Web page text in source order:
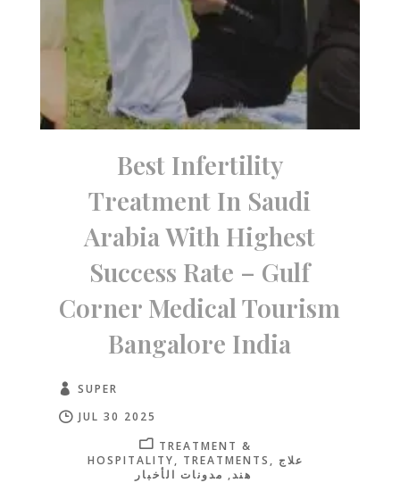
Best Infertility
Treatment In Saudi
Arabia With Highest
Success Rate – Gulf
Corner Medical Tourism
Bangalore India
SUPER
JUL 30 2025
TREATMENT &
HOSPITALITY
TREATMENTS
علاج
هند
مدونات الأخبار